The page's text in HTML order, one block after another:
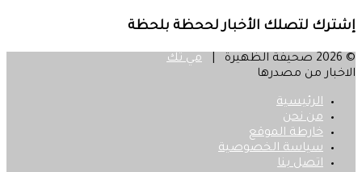
إشترك لتصلك الأخبار لححظة بلحظة
© 2026 صحيفة الظهيرة |
مي تك
الاخبار من مصدرها
الرئيسية
من نحن
خارطة الموقع
سياسة الخصوصية
اتصل بنا